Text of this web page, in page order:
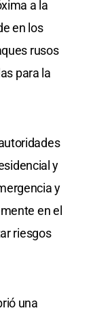
a la
en los
rusos
para la
y
y
en el
riesgos
una